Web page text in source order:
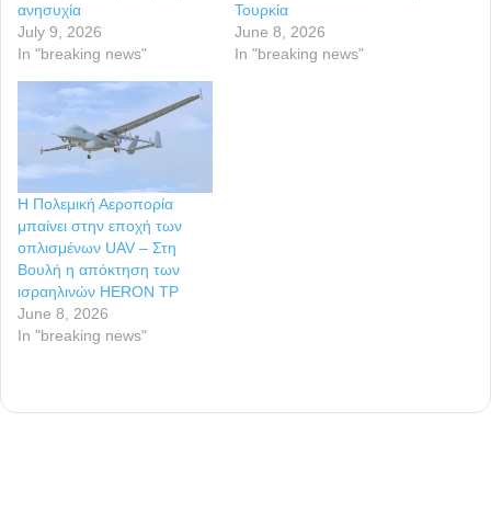
ανησυχία
July 9, 2026
In "breaking news"
Τουρκία
June 8, 2026
In "breaking news"
Η Πολεμική Αεροπορία
μπαίνει στην εποχή των
οπλισμένων UAV – Στη
Βουλή η απόκτηση των
ισραηλινών HERON TP
June 8, 2026
In "breaking news"